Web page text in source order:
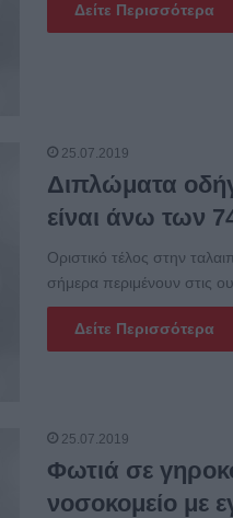
Δείτε Περισσότερα
25.07.2019
Διπλώματα
είναι άνω των
Οριστικό τέλος στην
σήμερα περιμένουν στις
Δείτε Περισσότερα
25.07.2019
Φωτιά σε
νοσοκομείο με